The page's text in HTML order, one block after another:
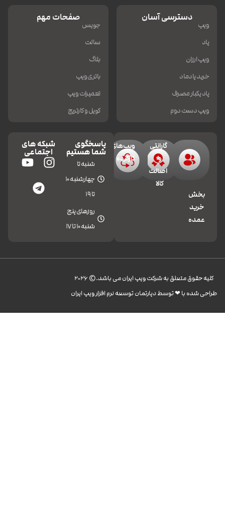
دسترسی آسان
ویپ
پاد
ویپ ارزان
خرید پادماد
پاد یکبار مصرف
ویپ دست دوم
صفحات مهم
جویس
سالت
بلاگ
باتری ویپ
تعمیرات ویپ
کویل و کارتریج
بخش
خرید
عمده
گارانتی
و
اصالت
کالا
ویپ‌های
کارکرده
پاسخگوی
شما هستیم
شنبه تا
چهارشنبه 10
تا 19
روزهای پنج
شنبه 10 تا 17
شبکه های
اجتماعی
کليه حقوق متعلق به شرکت ویپ ایران می باشد.© 2026
طراحی شده با ❤︎ توسط دپارتمان توسعه نرم افزار ویپ ایران